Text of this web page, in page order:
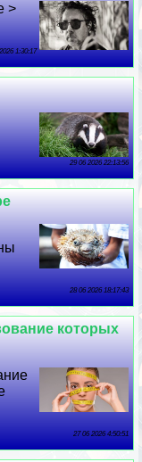
>
1:30:17
29 06 2026 22:13:56
28 06 2026 18:17:43
которых
27 06 2026 4:50:51